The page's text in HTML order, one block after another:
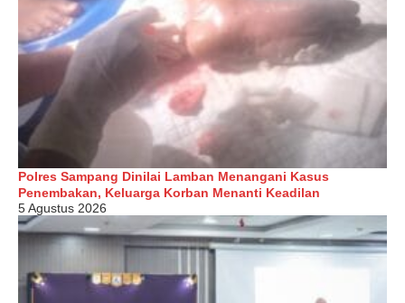
Polres Sampang Dinilai Lamban Menangani Kasus
Penembakan, Keluarga Korban Menanti Keadilan
5 Agustus 2026